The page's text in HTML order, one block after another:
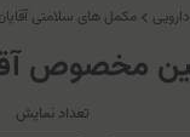
مکمل های سلامتی
مخصوص
تعداد نمایش